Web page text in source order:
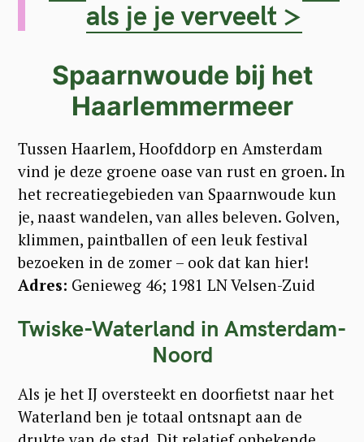
als je je verveelt >
Spaarnwoude bij het
Haarlemmermeer
Tussen Haarlem, Hoofddorp en Amsterdam
vind je deze groene oase van rust en groen. In
het recreatiegebieden van Spaarnwoude kun
je, naast wandelen, van alles beleven. Golven,
klimmen, paintballen of een leuk festival
bezoeken in de zomer – ook dat kan hier!
Adres: Genieweg 46; 1981 LN Velsen-Zuid
Twiske-Waterland in Amsterdam-
Noord
Als je het IJ oversteekt en doorfietst naar het
Waterland ben je totaal ontsnapt aan de